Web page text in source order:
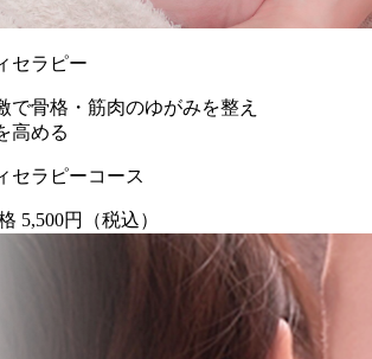
セラピー
で骨格・筋肉のゆがみを整え
高める
セラピーコース
5,500円 （税込）